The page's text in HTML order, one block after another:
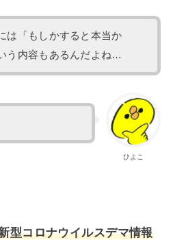
は「もしかすると本当か
う内容もあるんだよね…
ひよこ
型コロナウイルスデマ情報